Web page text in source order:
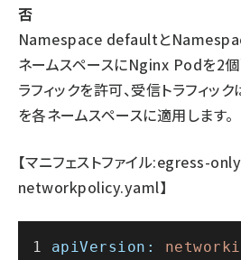
否
Namespace defaultと
ネームスペースにNginx Podを2個
ラフィックを許可、受信トラフィッ
を各ネームスペースに適用します。
【マニフェストファイル:egress-
networkpolicy.yaml】
apiVersion: